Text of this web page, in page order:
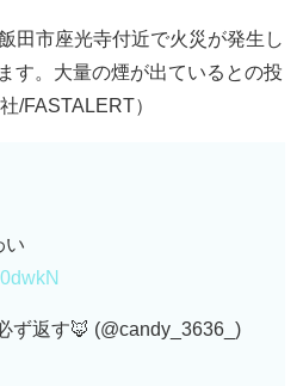
田市座光寺付近で火災が発生し
す。大量の煙が出ているとの投
/FASTALERT）
い
返す🦊 (@candy_3636_)